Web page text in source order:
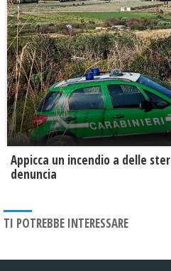
Appicca un incendio a delle
denuncia
TI POTREBBE INTERESSARE